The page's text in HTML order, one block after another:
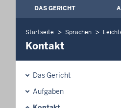
Hauptmenü:
DAS GERICHT
Startseite Sprachen
Kontakt
Das Gericht
Aufgaben